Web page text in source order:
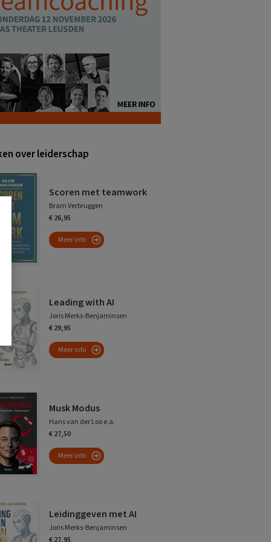
over leiderschap
Scoren met teamwork
Bram Verbruggen
€ 26,95
Meer info
Leading with AI
Joris Merks-Benjaminsen
€ 29,95
Meer info
Musk Modus
Hans van der Loo e.a.
€ 27,50
Meer info
Leidinggeven met AI
Joris Merks-Benjaminsen
€ 27,95